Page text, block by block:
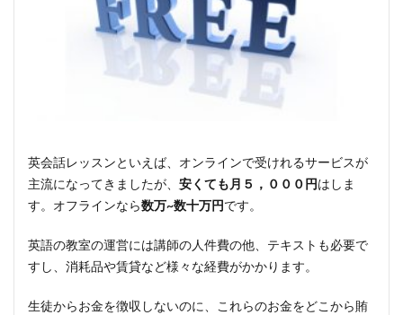
英会話レッスンといえば、オンラインで受けれるサービスが
主流になってきましたが、 安くても月５，０００円はしま
す。オフラインなら数万~数十万円です。
英語の教室の運営には講師の人件費の他、テキストも必要で
すし、消耗品や賃貸など様々な経費がかかります。
生徒からお金を徴収しないのに、これらのお金をどこから賄